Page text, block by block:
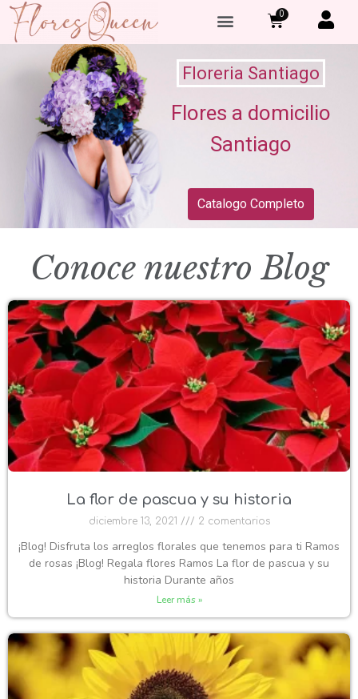
0
Floreria Santiago
Flores a domicilio
Santiago
Catalogo Completo
Conoce nuestro Blog
La flor de pascua y su historia
diciembre 13, 2021 2 comentarios
¡Blog! Disfruta los arreglos florales que tenemos para ti Ramos
de rosas ¡Blog! Regala flores Ramos La flor de pascua y su
historia Durante años
Leer más »